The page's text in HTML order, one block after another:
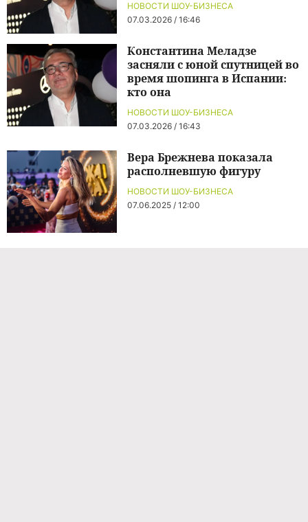
НОВОСТИ ШОУ-БИЗНЕСА
07.03.2026 / 16:46
НОВОСТИ ШОУ-БИЗНЕСА
07.03.2026 / 16:43
Константина Меладзе
засняли с юной спутницей во
время шопинга в Испании:
кто она
НОВОСТИ ШОУ-БИЗНЕСА
07.06.2025 / 12:00
Вера Брежнева показала
располневшую фигуру